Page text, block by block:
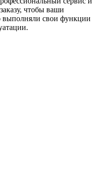
чтобы ваши
свои функции